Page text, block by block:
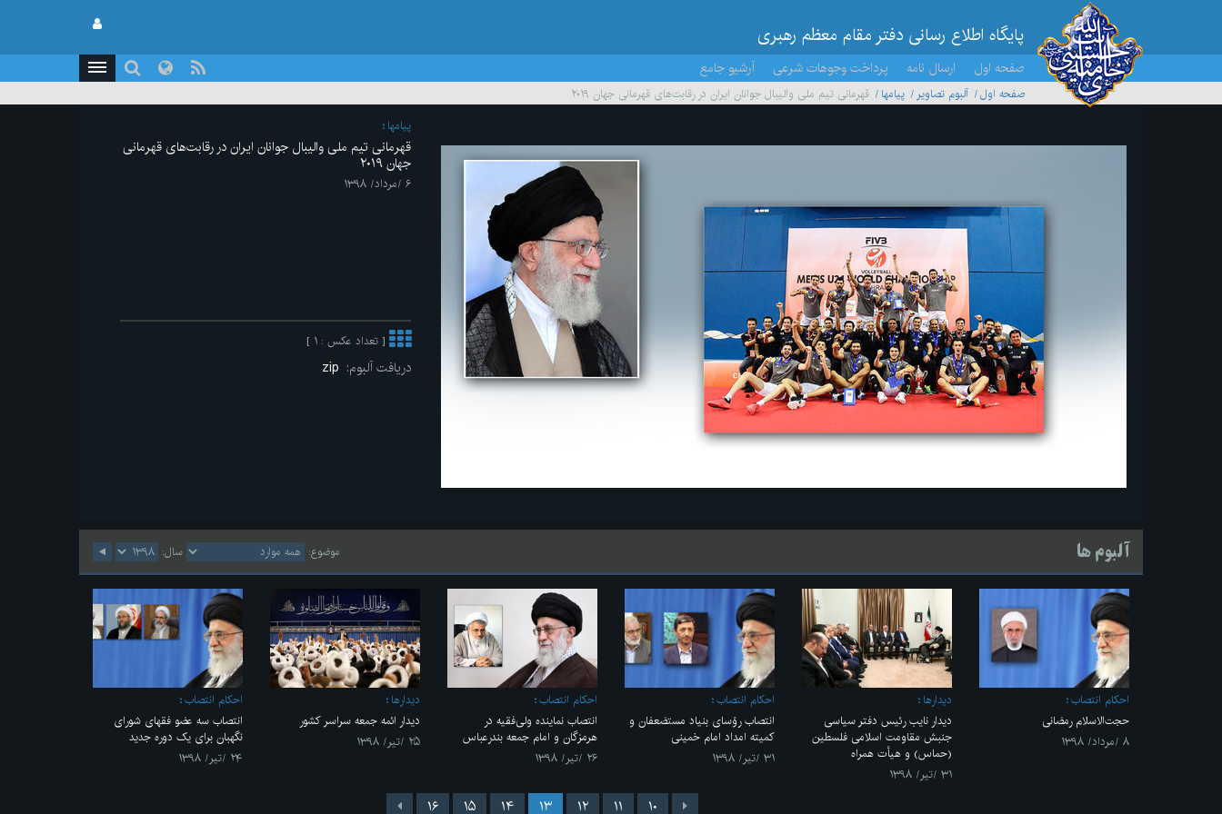
پایگاه اطلاع رسانی دفتر مقام معظم رهبری
صفحه اول ارسال نامه پرداخت وجوهات شرعی آرشیو جامع
صفحه اول آلبوم تصاویر پیامها
قهرمانی تیم ملی والیبال جوانان ایران در رقابت‌های قهرمانی جهان ۲۰۱۹
پیامها
قهرمانی تیم ملی والیبال جوانان ایران در رقابت‌های قهرمانی
جهان ۲۰۱۹
۶ /مرداد/ ۱۳۹۸
[ تعداد عکس : ۱ ]
دریافت آلبوم:
آلبوم ها موضوع: سال:
احکام انتصاب
حجت‌الاسلام رمضانی
۸ /مرداد/ ۱۳۹۸
ديدارها
دیدار نایب رئیس دفتر سیاسی
جنبش مقاومت اسلامی فلسطین
(حماس) و هیأت همراه
۳۱ /تیر/ ۱۳۹۸
احکام انتصاب
انتصاب رؤسای بنیاد مستضعفان و
کمیته امداد امام خمینی
۳۱ /تیر/ ۱۳۹۸
احکام انتصاب
انتصاب نماینده ولی‌فقیه در
هرمزگان و امام جمعه بندرعباس
۲۶ /تیر/ ۱۳۹۸
ديدارها
دیدار ائمه جمعه سراسر کشور
۲۵ /تیر/ ۱۳۹۸
احکام انتصاب
انتصاب سه عضو فقهای شورای
نگهبان برای یک دوره جدید
۲۴ /تیر/ ۱۳۹۸
۱۰ ۱۱ ۱۲ ۱۳ ۱۴ ۱۵ ۱۶